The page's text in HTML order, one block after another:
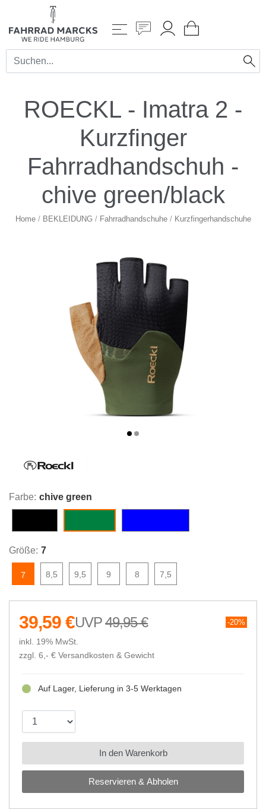
ROECKL - Imatra 2 -
Kurzfinger
Fahrradhandschuh -
chive green/black
Home/ BEKLEIDUNG / Fahrradhandschuhe/ Kurzfingerhandschuhe
Farbe: chive green
Größe: 7
7 8,5 9,5 9 8 7,5
49,95 € 20%
39,59 €
inkl. 19% MwSt.
zzgl. 6,- € Versandkosten & Gewicht
Reservieren & Abholen
Auf Lager, Lieferung in 3-5 Werktagen
In den Warenkorb